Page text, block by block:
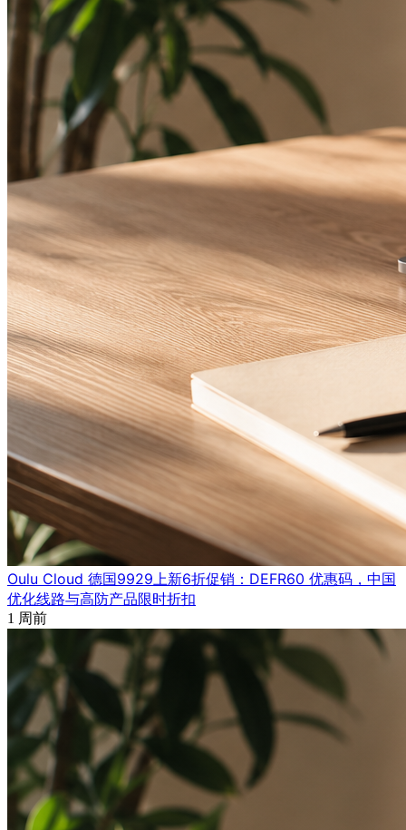
Oulu Cloud 德国9929上新6折促销：DEFR60 优惠码，中国
优化线路与高防产品限时折扣
1 周前